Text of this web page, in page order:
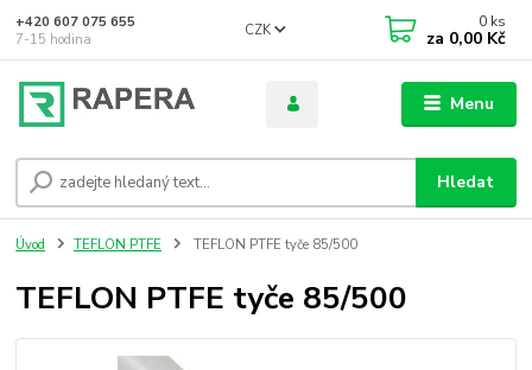
Menu
CZK
Hledat
+420 607 075 655
7-15 hodina
0 ks
za 0,00 Kč
Úvod TEFLON PTFE TEFLON PTFE tyče 85/500
TEFLON PTFE tyče 85/500